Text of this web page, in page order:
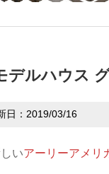
デルハウス
日：2019/03/16
いアーリーアメリ